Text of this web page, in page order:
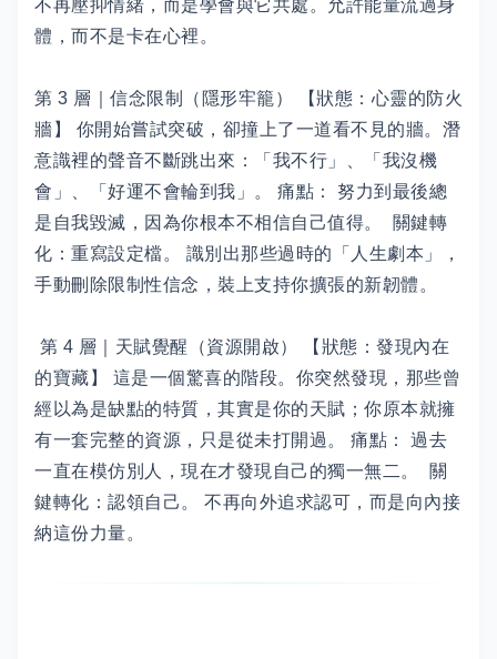
不再壓抑情緒，而是學會與它共處。允許能量流過身
體，而不是卡在心裡。
第 3 層｜信念限制（隱形牢籠） 【狀態：心靈的防火
牆】 你開始嘗試突破，卻撞上了一道看不見的牆。潛
意識裡的聲音不斷跳出來：「我不行」、「我沒機
會」、「好運不會輪到我」。 痛點： 努力到最後總
是自我毀滅，因為你根本不相信自己值得。 關鍵轉
化：重寫設定檔。 識別出那些過時的「人生劇本」，
手動刪除限制性信念，裝上支持你擴張的新韌體。
第 4 層｜天賦覺醒（資源開啟） 【狀態：發現內在
的寶藏】 這是一個驚喜的階段。你突然發現，那些曾
經以為是缺點的特質，其實是你的天賦；你原本就擁
有一套完整的資源，只是從未打開過。 痛點： 過去
一直在模仿別人，現在才發現自己的獨一無二。 關
鍵轉化：認領自己。 不再向外追求認可，而是向內接
納這份力量。